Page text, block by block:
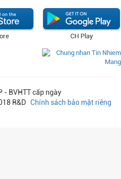
CH Play
- BVHTT cấp ngày
R&D Chính sách bảo mật riêng